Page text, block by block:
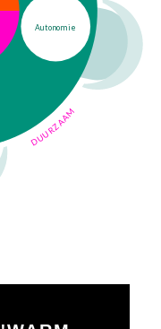
Autonomie
DUURZAAM